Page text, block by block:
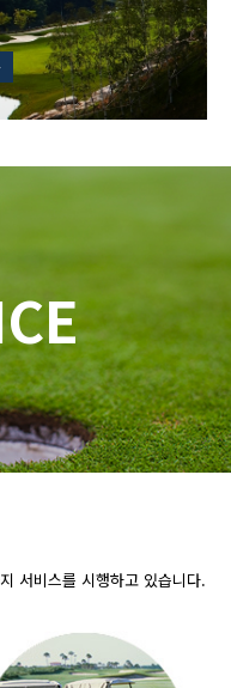
서비스를 시행하고 있습니다.